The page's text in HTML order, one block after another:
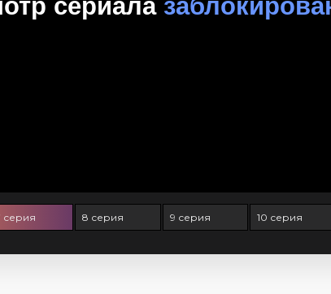
серия 8 серия 9 серия 10 серия